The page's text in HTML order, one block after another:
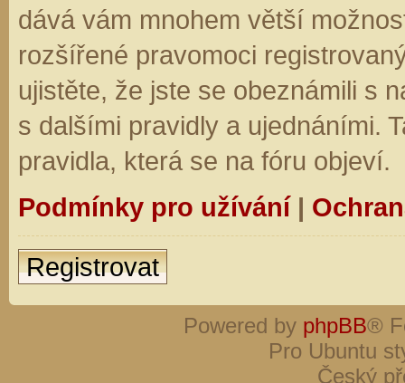
dává vám mnohem větší
rozšířené pravomoci
ujistěte, že jste se obeznámili s
s dalšími pravidly a ujednáními.
pravidla, která se na fóru objeví.
Podmínky pro užívání|
Registrovat
Powered by phpBB®
Pro Ubuntu
Český